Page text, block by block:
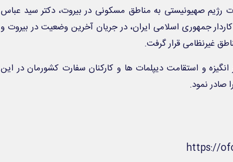
رژیم صهیونیستی به مناطق مسکونی در بیروت، دکتر سید عباس
جمهوری اسلامی ایران، در جریان آخرین وضعیت در بیروت و
غیرنظامی قرار گرفت.
و استقامت دیپلمات ها و کارکنان سفارت کشورمان در این
صادر نمود.
https://